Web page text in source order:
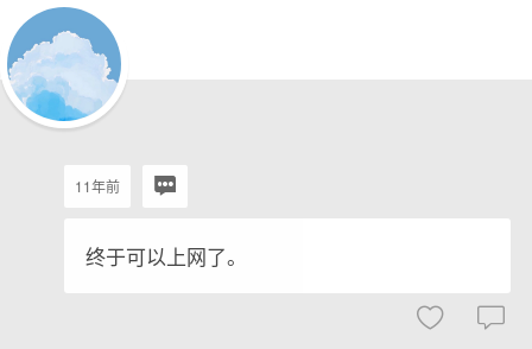
11年前
终于可以上网了。